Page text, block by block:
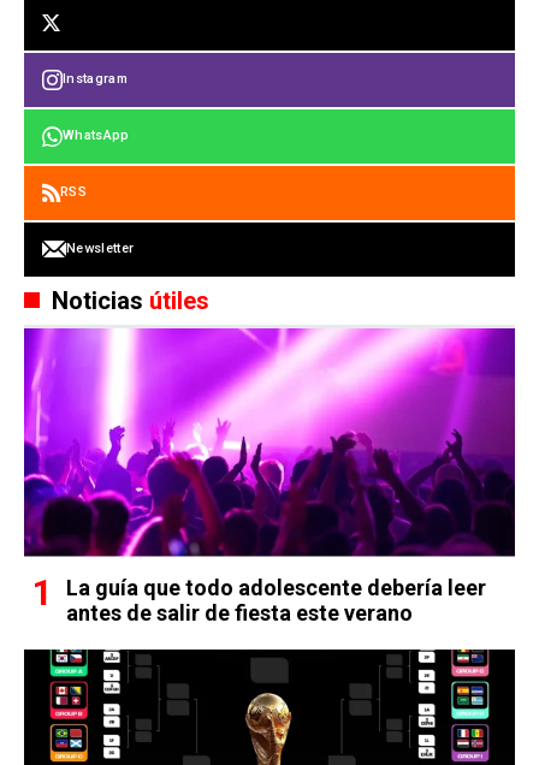
Instagram
WhatsApp
RSS
Newsletter
Noticias útiles
La guía que todo adolescente debería leer
antes de salir de fiesta este verano